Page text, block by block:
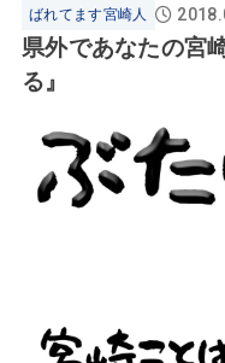
ばれてます宮崎人
県外であなたの宮
る』